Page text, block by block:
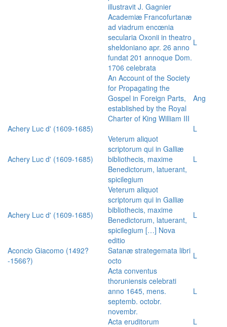
illustravit J. Gagnier
Academiæ Francofurtanæ
ad viadrum encœnia
secularia Oxonii in theatro
sheldoniano apr. 26 anno
fundat 201 annoque Dom.
1706 celebrata
L
An Account of the Society
for Propagating the
Gospel in Foreign Parts,
established by the Royal
Charter of King William III
Ang
Achery Luc d' (1609-1685) L
Achery Luc d' (1609-1685)
Veterum aliquot
scriptorum qui in Galliæ
bibliothecis, maxime
Benedictorum, latuerant,
spicilegium
L
Achery Luc d' (1609-1685)
Veterum aliquot
scriptorum qui in Galliæ
bibliothecis, maxime
Benedictorum, latuerant,
spicilegium […] Nova
editio
L
Aconcio Giacomo (1492?
-1566?)
Satanæ strategemata libri
octo
L
Acta conventus
thoruniensis celebrati
anno 1645, mens.
septemb. octobr.
novembr.
L
Acta eruditorum
L